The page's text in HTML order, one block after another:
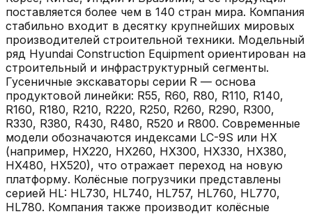
поставляется более чем в 140 стран мира. Компания
стабильно входит в десятку крупнейших мировых
производителей строительной техники. Модельный
ряд Hyundai Construction Equipment ориентирован на
строительный и инфраструктурный сегменты.
Гусеничные экскаваторы серии R — основа
продуктовой линейки: R55, R60, R80, R110, R140,
R160, R180, R210, R220, R250, R260, R290, R300,
R330, R380, R430, R480, R520 и R800. Современные
модели обозначаются индексами LC-9S или HX
(например, HX220, HX260, HX300, HX330, HX380,
HX480, HX520), что отражает переход на новую
платформу. Колёсные погрузчики представлены
серией HL: HL730, HL740, HL757, HL760, HL770,
HL780. Компания также производит колёсные